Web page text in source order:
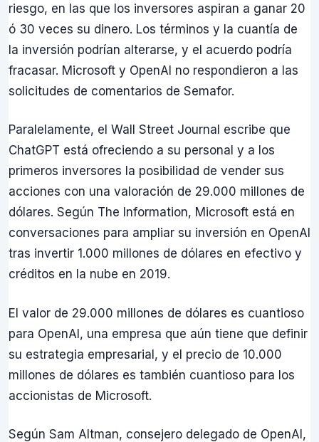
riesgo, en las que los inversores aspiran a ganar 20
ó 30 veces su dinero. Los términos y la cuantía de
la inversión podrían alterarse, y el acuerdo podría
fracasar. Microsoft y OpenAI no respondieron a las
solicitudes de comentarios de Semafor.
Paralelamente, el Wall Street Journal escribe que
ChatGPT está ofreciendo a su personal y a los
primeros inversores la posibilidad de vender sus
acciones con una valoración de 29.000 millones de
dólares. Según The Information, Microsoft está en
conversaciones para ampliar su inversión en OpenAI
tras invertir 1.000 millones de dólares en efectivo y
créditos en la nube en 2019.
El valor de 29.000 millones de dólares es cuantioso
para OpenAI, una empresa que aún tiene que definir
su estrategia empresarial, y el precio de 10.000
millones de dólares es también cuantioso para los
accionistas de Microsoft.
Según Sam Altman, consejero delegado de OpenAI,